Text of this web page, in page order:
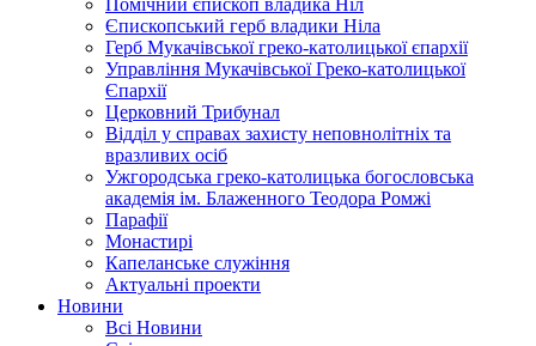
Єпископський герб владики Ніла
Герб Мукачівської греко-католицької єпархії
Управління Мукачівської Греко-католицької
Єпархії
Церковний Трибунал
Відділ у справах захисту неповнолітніх та
вразливих осіб
Ужгородська греко-католицька богословська
академія ім. Блаженного Теодора Ромжі
Парафії
Монастирі
Капеланське служіння
Актуальні проекти
Новини
Всі Новини